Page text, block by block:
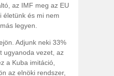
az IMF meg az EU
életünk és mi nem
legyen.
Adjunk neki 33%
ugyanoda vezet, az
a Kuba imitáció,
az elnöki rendszer,